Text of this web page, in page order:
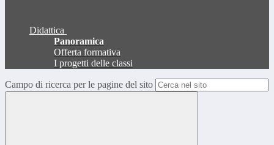
Didattica
Panoramica
Offerta formativa
I progetti delle classi
Campo di ricerca per le pagine del sito